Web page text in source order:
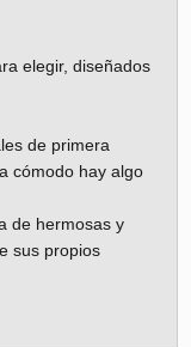
elegir, diseñados
de primera
cómodo hay algo
de hermosas y
sus propios